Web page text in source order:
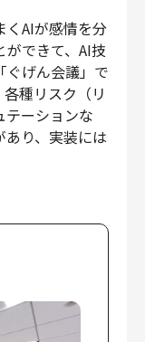
くAIが感情を分
できて、AI技
ぐげん会議」で
種リスク（リ
テーションな
あり、実装には